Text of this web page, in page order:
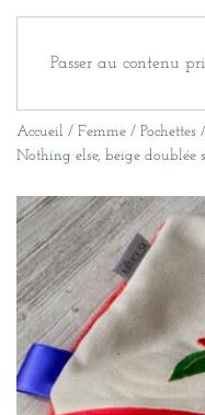
Passer au contenu
Accueil / Femme / Pochettes
Nothing else, beige doublée